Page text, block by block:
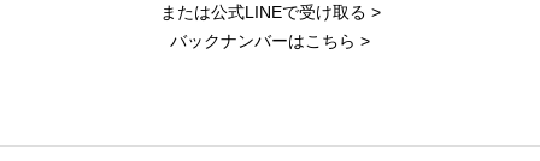
または公式LINEで受け取る >
バックナンバーはこちら >